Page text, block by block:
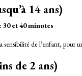
14 ans)
et 40 minutes
sensibilité de l’enfant, pour
de 2 ans)